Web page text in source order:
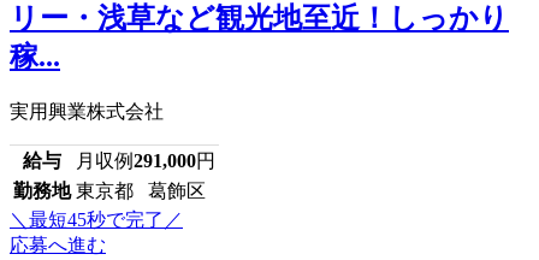
リー・浅草など観光地至近！しっかり
稼...
実用興業株式会社
給与 月収例291,000円
勤務地 東京都 葛飾区
＼最短45秒で完了／
応募へ進む